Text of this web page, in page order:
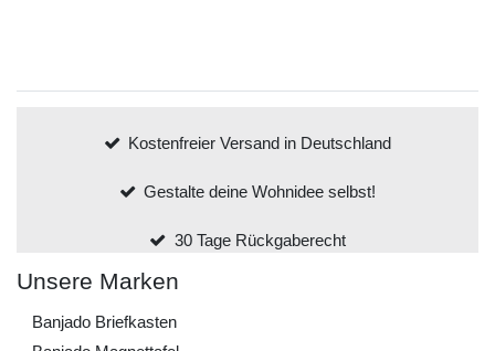
Kostenfreier Versand in Deutschland
Gestalte deine Wohnidee selbst!
30 Tage Rückgaberecht
Unsere Marken
Banjado Briefkasten